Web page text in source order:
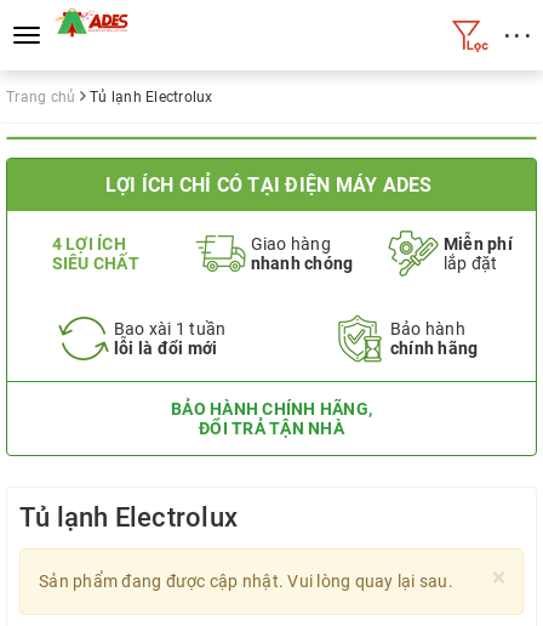
Toggle
navigation
• • •
Trang chủ Tủ lạnh Electrolux
LỢI ÍCH CHỈ CÓ TẠI ĐIỆN MÁY ADES
4 LỢI ÍCH
SIÊU CHẤT
Giao hàng
nhanh chóng
Miễn phí
lắp đặt
Bao xài 1 tuần
lỗi là đổi mới
Bảo hành
chính hãng
BẢO HÀNH CHÍNH HÃNG,
ĐỔI TRẢ TẬN NHÀ
Tủ lạnh Electrolux
×
Sản phẩm đang được cập nhật. Vui lòng quay lại sau.